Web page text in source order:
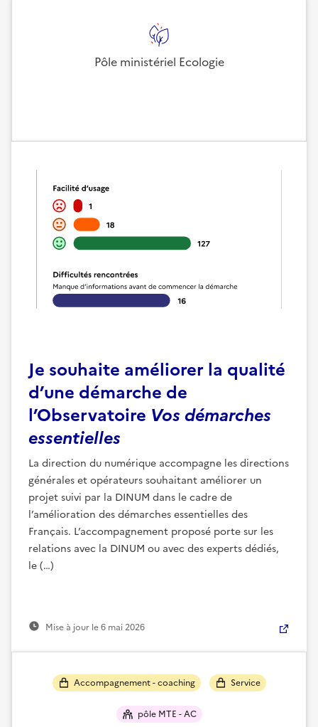
Pôle ministériel Ecologie
Je souhaite améliorer la qualité
d’une démarche de
l’Observatoire Vos démarches
essentielles
La direction du numérique accompagne les directions
générales et opérateurs souhaitant améliorer un
projet suivi par la DINUM dans le cadre de
l’amélioration des démarches essentielles des
Français. L’accompagnement proposé porte sur les
relations avec la DINUM ou avec des experts dédiés,
le (…)
Mise à jour le6 mai 2026
Accompagnement - coaching Service
pôle MTE - AC